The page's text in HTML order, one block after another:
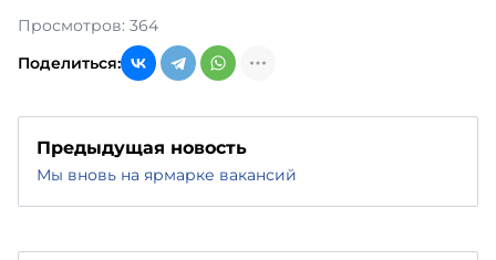
Просмотров: 364
Поделиться:
Предыдущая новость
Мы вновь на ярмарке вакансий